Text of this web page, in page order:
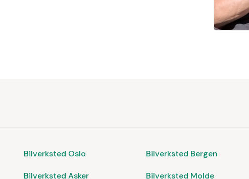
Bilverksted Oslo
Bilverksted Asker
Bilverksted Bergen
Bilverksted Molde